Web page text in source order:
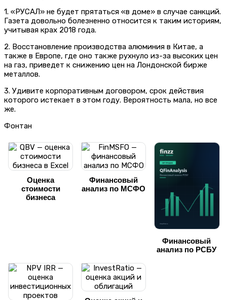
1. «РУСАЛ» не будет прятаться «в доме» в случае санкций.
Газета довольно болезненно относится к таким историям,
учитывая крах 2018 года.
2. Восстановление производства алюминия в Китае, а
также в Европе, где оно также рухнуло из-за высоких цен
на газ, приведет к снижению цен на Лондонской бирже
металлов.
3. Удивите корпоративным договором, срок действия
которого истекает в этом году. Вероятность мала, но все
же.
Фонтан
Оценка
стоимости
бизнеса
Финансовый
анализ по МСФО
Финансовый
анализ по РСБУ